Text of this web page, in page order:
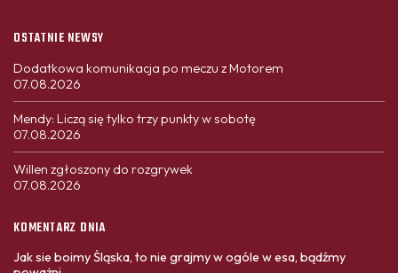
OSTATNIE NEWSY
Dodatkowa komunikacja po meczu z Motorem
07.08.2026
Mendy: Liczą się tylko trzy punkty w sobotę
07.08.2026
Willen zgłoszony do rozgrywek
07.08.2026
KOMENTARZ DNIA
Jak sie boimy Śląska, to nie grajmy w ogóle w esa, bądźmy